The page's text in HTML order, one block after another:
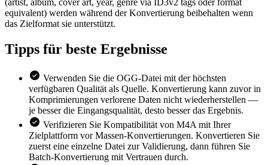
(artist, album, cover art, year, genre via ID3v2 tags oder format
equivalent) werden während der Konvertierung beibehalten wenn
das Zielformat sie unterstützt.
Tipps für beste Ergebnisse
Verwenden Sie die OGG-Datei mit der höchsten
verfügbaren Qualität als Quelle. Konvertierung kann zuvor in
Komprimierungen verlorene Daten nicht wiederherstellen —
je besser die Eingangsqualität, desto besser das Ergebnis.
Verifizieren Sie Kompatibilität von M4A mit Ihrer
Zielplattform vor Massen-Konvertierungen. Konvertieren Sie
zuerst eine einzelne Datei zur Validierung, dann führen Sie
Batch-Konvertierung mit Vertrauen durch.